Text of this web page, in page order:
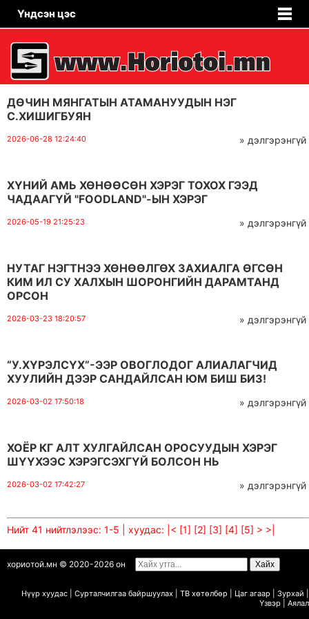
Үндсэн цэс
ДӨЧИН МЯНГАТЫН АТАМАНУУДЫН НЭГ
С.ХИШИГБУЯН
2026-06-28 12:24:40 » дэлгэрэнгүй
ХҮНИЙ АМЬ ХӨНӨӨСӨН ХЭРЭГ ТОХОХ ГЭЭД
ЧАДААГҮЙ "FOODLAND"-ЫН ХЭРЭГ
2026-05-19 21:25:23 » дэлгэрэнгүй
НУТАГ НЭГТНЭЭ ХӨНӨӨЛГӨХ ЗАХИАЛГА ӨГСӨН
КИМ ИЛ СУ ХАЛХЫН ШОРОНГИЙН ДАРАМТАНД
ОРСОН
2026-03-23 18:20:57 » дэлгэрэнгүй
“У.ХҮРЭЛСҮХ”-ЭЭР ОВОГЛОДОГ АЛИАЛАГЧИД
ХУУЛИЙН ДЭЭР САНДАЙЛСАН ЮМ БИШ БИЗ!
2026-03-02 17:50:18 » дэлгэрэнгүй
ХОЁР КГ АЛТ ХУЛГАЙЛСАН ОРОСУУДЫН ХЭРЭГ
ШҮҮХЭЭС ХЭРЭГСЭХГҮЙ БОЛСОН НЬ
2026-03-02 17:42:27 » дэлгэрэнгүй
Нийт 41 нийтлэлээс: 1-5 | хуудас: |< [1] [2] [3] [4] [5] > >|
хориотой.мн © 2020-2026 он
Нүүр хуудас Сурталчилгаа байршуулах ТВ хөтөлбөр Цаг агаар Зурхай
Үзвэр Аялал